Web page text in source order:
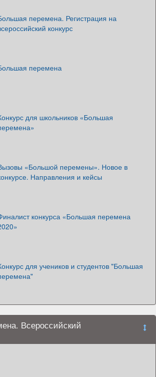
перемена. Регистрация на
конкурс
перемена
для школьников «Большая
«Большой перемены». Новое в
Направления и кейсы
конкурса «Большая перемена
для учеников и студентов "Большая
Всероссийский